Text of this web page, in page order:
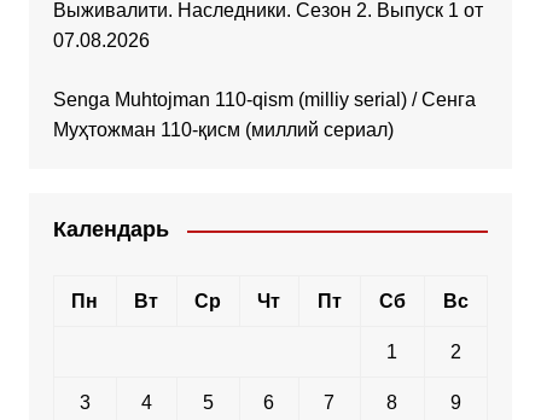
Выживалити. Наследники. Сезон 2. Выпуск 1 от
07.08.2026
Senga Muhtojman 110-qism (milliy serial) / Сенга
Муҳтожман 110-қисм (миллий сериал)
Календарь
Пн Вт Ср Чт Пт Сб Вс
1 2
3 4 5 6 7 8 9